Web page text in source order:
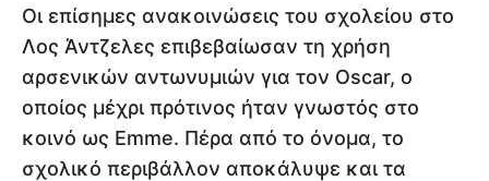
Οι επίσημες ανακοινώσεις του σχολείου στο
Λος Άντζελες επιβεβαίωσαν τη χρήση
αρσενικών αντωνυμιών για τον Oscar, ο
οποίος μέχρι πρότινος ήταν γνωστός στο
κοινό ως Emme. Πέρα από το όνομα, το
σχολικό περιβάλλον αποκάλυψε και τα